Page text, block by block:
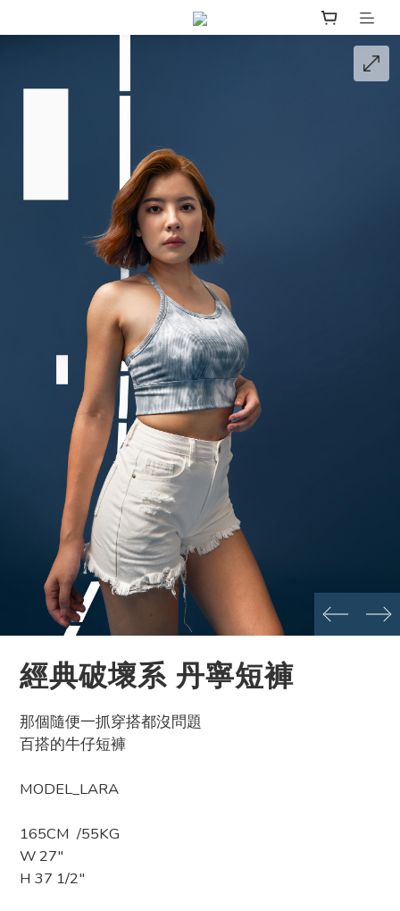
prev next
經典破壞系 丹寧短褲
那個隨便一抓穿搭都沒問題
百搭的牛仔短褲
MODEL_LARA
165CM  /55KG
W 27"
H 37 1/2"